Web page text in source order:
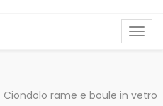
MENU
Ciondolo rame e boule in vetro